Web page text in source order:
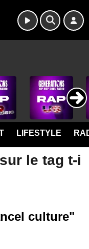
LIFESTYLE
le tag t-i
culture"